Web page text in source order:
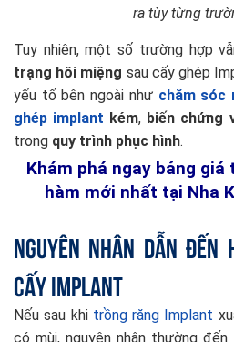
ra tùy từng
Tuy nhiên, một số trường hợp
trạng hôi miệng sau cấy ghép
yếu tố bên ngoài như chăm sóc
ghép implant kém, biến chứng
trong quy trình phục hình.
Khám phá ngay bảng giá
hàm mới nhất tại Nha
Nguyên nhân dẫn đến
cấy Implant
Nếu sau khi trồng răng Implant
có mùi, nguyên nhân thường